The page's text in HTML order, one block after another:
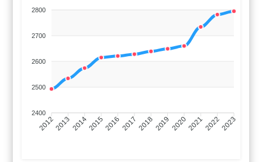
2800
2700
2600
2500
2400
201220132014201520162017 20182019 2020202120222023